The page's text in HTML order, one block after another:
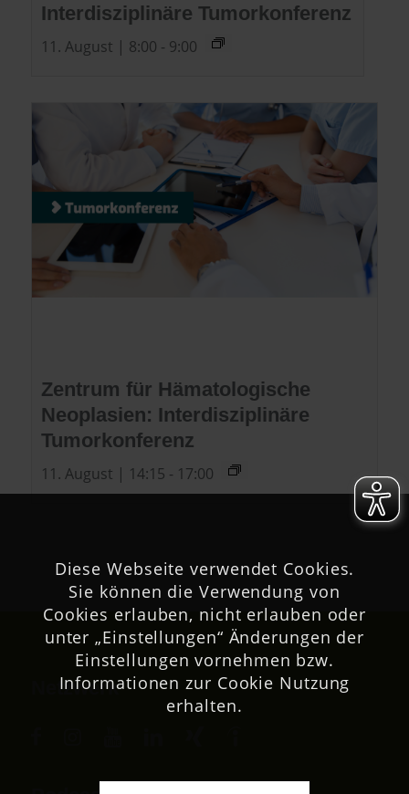
Interdisziplinäre Tumorkonferenz
11. August | 8:00 - 9:00
Zentrum für Hämatologische
Neoplasien: Interdisziplinäre
Tumorkonferenz
11. August | 14:15 - 17:00
Netzwerk
Diese Webseite verwendet Cookies.
Sie können die Verwendung von
Cookies erlauben, nicht erlauben oder
unter „Einstellungen“ Änderungen der
Einstellungen vornehmen bzw.
Informationen zur Cookie Nutzung
erhalten.